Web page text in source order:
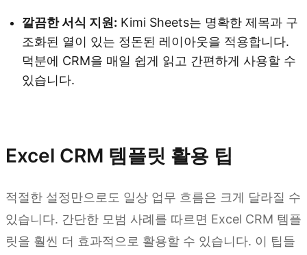
깔끔한 서식 지원: Kimi Sheets는 명확한 제목과 구
조화된 열이 있는 정돈된 레이아웃을 적용합니다.
덕분에 CRM을 매일 쉽게 읽고 간편하게 사용할 수
있습니다.
Excel CRM 템플릿 활용 팁
적절한 설정만으로도 일상 업무 흐름은 크게 달라질 수
있습니다. 간단한 모범 사례를 따르면 Excel CRM 템플
릿을 훨씬 더 효과적으로 활용할 수 있습니다. 이 팁들